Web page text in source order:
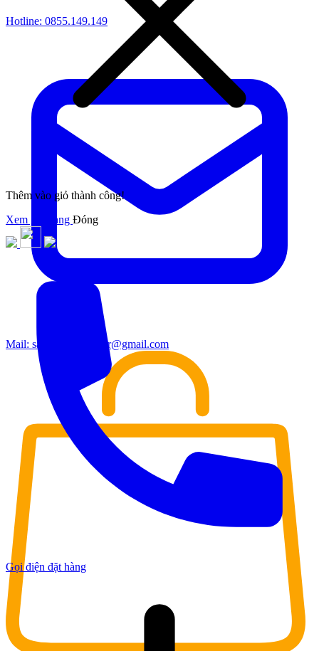
Hotline: 0855.149.149
Mail: sales.moderndoor@gmail.com
Thêm vào giỏ thành công!
Xem giỏ hàng Đóng
Gọi điện đặt hàng